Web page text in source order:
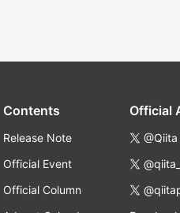
Contents
Release Note
Official Event
Official Column
Official
@Qiita